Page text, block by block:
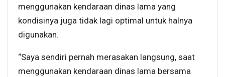
menggunakan kendaraan dinas lama yang
kondisinya juga tidak lagi optimal untuk halnya
digunakan.
“Saya sendiri pernah merasakan langsung, saat
menggunakan kendaraan dinas lama bersama